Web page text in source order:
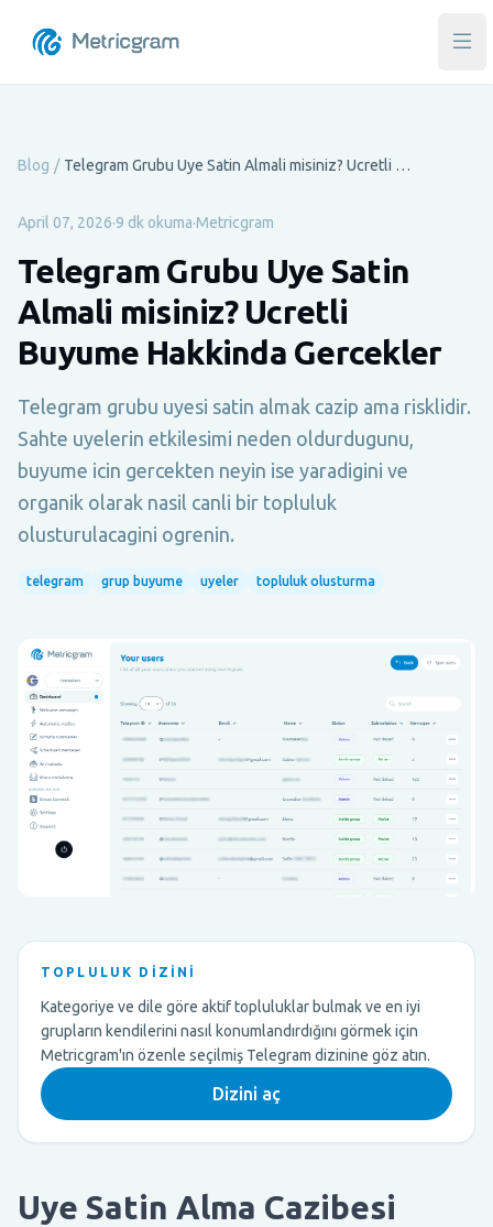
Blog / Telegram Grubu Uye Satin Almali misiniz? Ucretli Buyume Hakkinda Gercekler
April 07, 2026·9 dk okuma·Metricgram
Telegram Grubu Uye Satin
Almali misiniz? Ucretli
Buyume Hakkinda Gercekler
Telegram grubu uyesi satin almak cazip ama risklidir.
Sahte uyelerin etkilesimi neden oldurdugunu,
buyume icin gercekten neyin ise yaradigini ve
organik olarak nasil canli bir topluluk
olusturulacagini ogrenin.
telegram grup buyume uyeler topluluk olusturma
TOPLULUK DIZINI
Kategoriye ve dile göre aktif topluluklar bulmak ve en iyi
grupların kendilerini nasıl konumlandırdığını görmek için
Metricgram'ın özenle seçilmiş Telegram dizinine göz atın.
Dizini aç
Uye Satin Alma Cazibesi